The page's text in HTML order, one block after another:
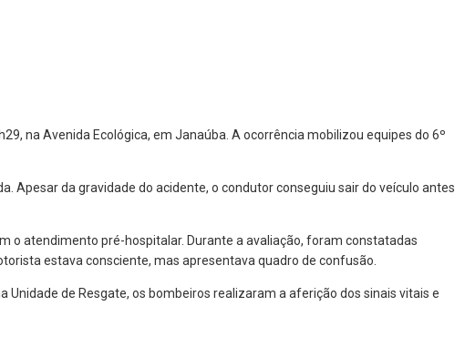
na Avenida Ecológica, em Janaúba. A ocorrência mobilizou equipes do 6º
Apesar da gravidade do acidente, o condutor conseguiu sair do veículo antes
o atendimento pré-hospitalar. Durante a avaliação, foram constatadas
estava consciente, mas apresentava quadro de confusão.
de Resgate, os bombeiros realizaram a aferição dos sinais vitais e